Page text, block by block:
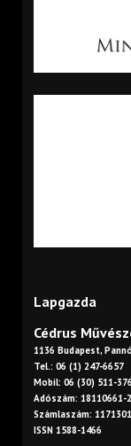
Lapgazda
Cédrus
1136 Budapest,
Tel.: 06 (1) 247-6657
Mobil: 06 (30) 511-
Adószám: 18110661-
Számlaszám:
ISSN 1588-1466